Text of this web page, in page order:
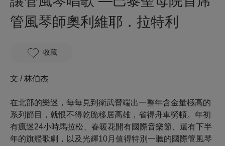
管風琴師奧利維耶．拉特利
收藏
文 / 林伯杰
在北部的樂迷，每每見到衛武營端出一整年含金量極高的
系列節目，就恨不得乾脆移居高雄，省得舟車勞頓。年初
有瘋迷24小時馬拉松、春暖花開有國際音樂節、還有下半
年的旗艦歌劇，以及光輝10月值得特別一聽的國際管風琴